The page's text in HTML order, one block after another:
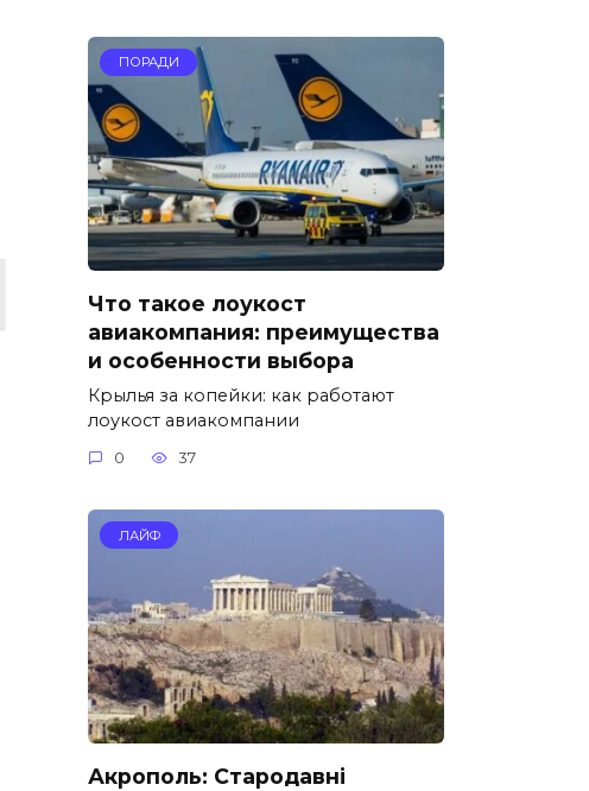
ПОРАДИ
Что такое лоукост
авиакомпания: преимущества
и особенности выбора
Крылья за копейки: как работают
лоукост авиакомпании
0 37
ЛАЙФ
Акрополь: Стародавні